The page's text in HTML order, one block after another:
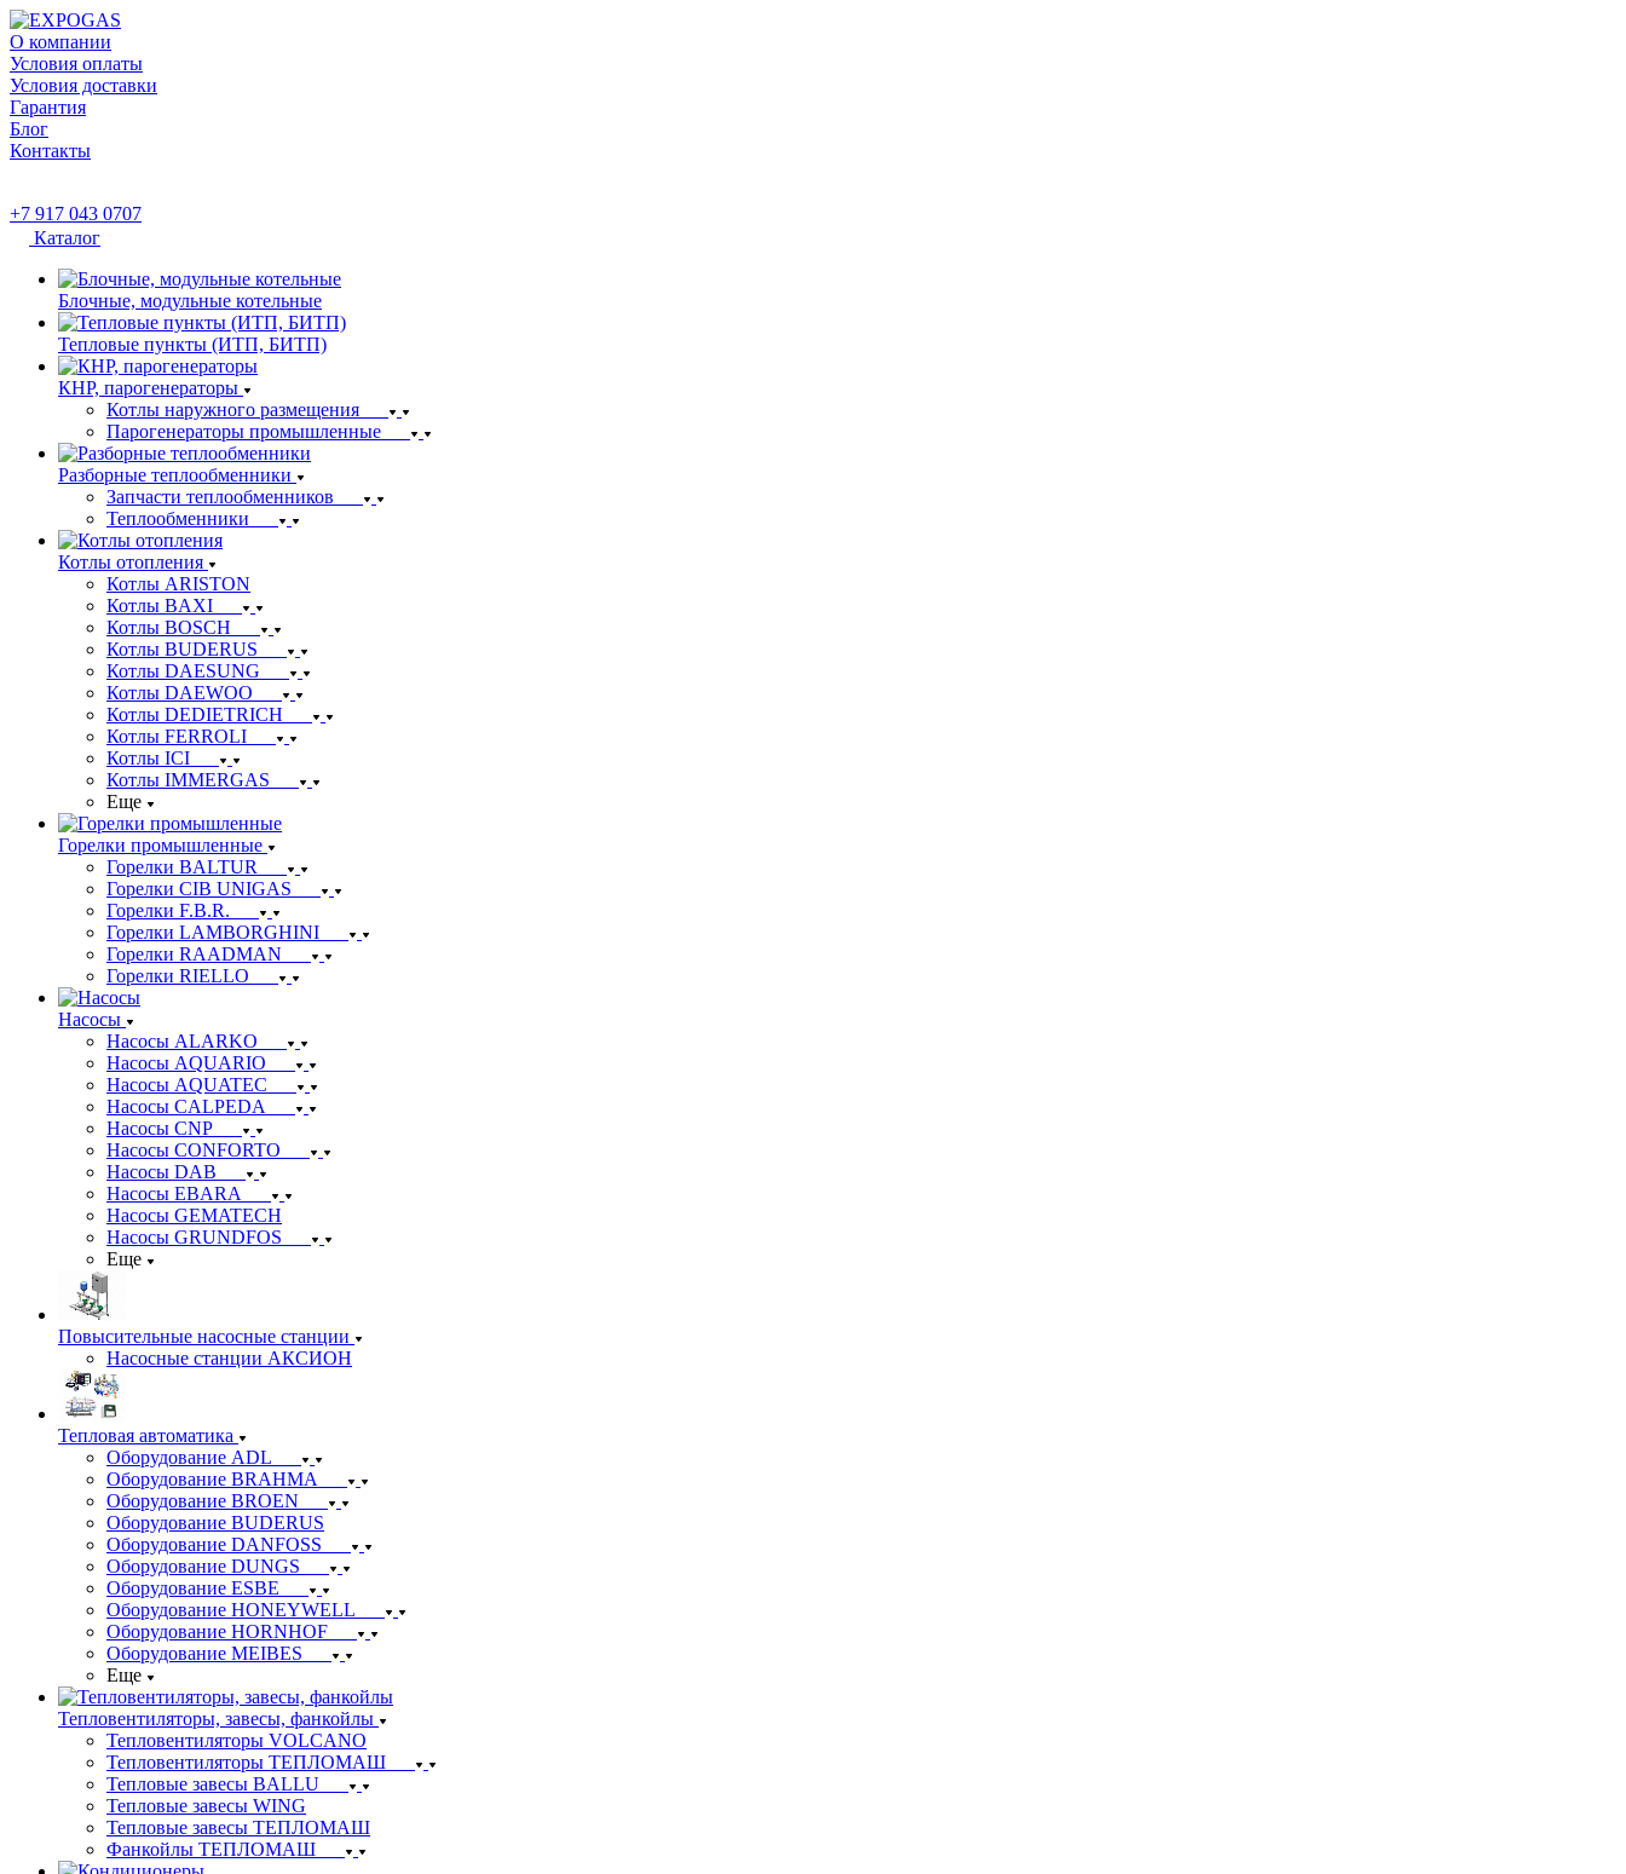
О компании
Условия оплаты
Условия доставки
Гарантия
Блог
Контакты
+7 917 043 0707
Каталог
Блочные, модульные котельные
Тепловые пункты (ИТП, БИТП)
КНР, парогенераторы
Котлы наружного размещения
Парогенераторы промышленные
Разборные теплообменники
Запчасти теплообменников
Теплообменники
Котлы отопления
Котлы ARISTON
Котлы BAXI
Котлы BOSCH
Котлы BUDERUS
Котлы DAESUNG
Котлы DAEWOO
Котлы DEDIETRICH
Котлы FERROLI
Котлы ICI
Котлы IMMERGAS
Еще
Горелки промышленные
Горелки BALTUR
Горелки CIB UNIGAS
Горелки F.B.R.
Горелки LAMBORGHINI
Горелки RAADMAN
Горелки RIELLO
Насосы
Насосы ALARKO
Насосы AQUARIO
Насосы AQUATEC
Насосы CALPEDA
Насосы CNP
Насосы CONFORTO
Насосы DAB
Насосы EBARA
Насосы GEMATECH
Насосы GRUNDFOS
Еще
Повысительные насосные станции
Насосные станции АКСИОН
Тепловая автоматика
Оборудование ADL
Оборудование BRAHMA
Оборудование BROEN
Оборудование BUDERUS
Оборудование DANFOSS
Оборудование DUNGS
Оборудование ESBE
Оборудование HONEYWELL
Оборудование HORNHOF
Оборудование MEIBES
Еще
Тепловентиляторы, завесы, фанкойлы
Тепловентиляторы VOLCANO
Тепловентиляторы ТЕПЛОМАШ
Тепловые завесы BALLU
Тепловые завесы WING
Тепловые завесы ТЕПЛОМАШ
Фанкойлы ТЕПЛОМАШ